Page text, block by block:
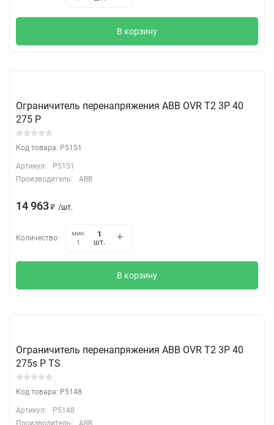
В корзину
Ограничитель перенапряжения ABB OVR T2 3P 40
275 P
Код товара: P5151
Артикул:
P5151
Производитель:
ABB
14 963 ₽ /шт.
Количество:
мин.
1
шт.
В корзину
Ограничитель перенапряжения ABB OVR T2 3P 40
275s P TS
Код товара: P5148
Артикул:
P5148
Производитель:
ABB